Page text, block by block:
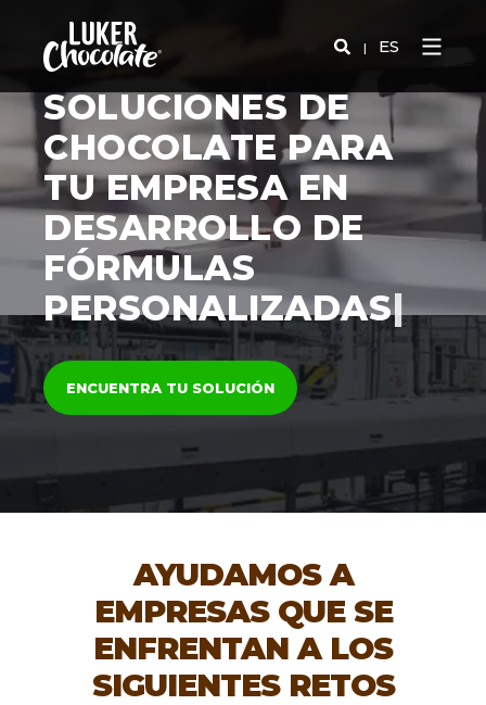
ES
SOLUCIONES DE
CHOCOLATE PARA
TU EMPRESA EN
DESARROLLO DE
FÓRMULAS
PERSONALIZADAS|
ENCUENTRA TU SOLUCIÓN
AYUDAMOS A
EMPRESAS QUE SE
ENFRENTAN A LOS
SIGUIENTES RETOS